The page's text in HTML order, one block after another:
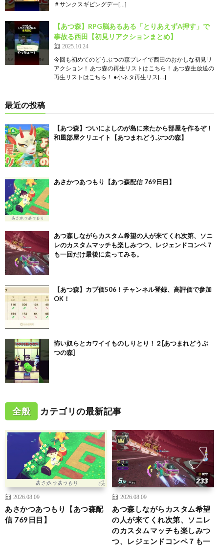
＃サンクスギビングデー[…]
【あつ森】RPG脳あるある「とりあえずA押す」で
事故る西田【初見リアクションまとめ】
2025.10.24
今回も初めてのどうぶつの森プレイで西田のおかしな初見リ
アクション！ あつ森の再生リストはこちら！ あつ森生放送の
再生リストはこちら！ ●小ネタ再生リス[…]
最近の投稿
【あつ森】ついによしのが島に来たから部屋を作るぞ！
和風部屋クリエイト【あつまれどうぶつの森】
あさかつあつもり【あつ森配信 769日目】
あつ森しながらカスタム希望の人が来てくれ次第、ソニ
レのカスタムマッチも楽しみつつ、レジェンドコンペ７
も一回だけ最後に走ってみる。
【あつ森】カブ価506！チャンネル登録、高評価で参加
OK！
怖い奴らとカワイイものしりとり！２[あつまれどうぶ
つの森]
全般 カテゴリの最新記事
2026.08.09
あさかつあつもり【あつ森配
信 769日目】
2026.08.09
あつ森しながらカスタム希望
の人が来てくれ次第、ソニレ
のカスタムマッチも楽しみつ
つ、レジェンドコンペ７も一